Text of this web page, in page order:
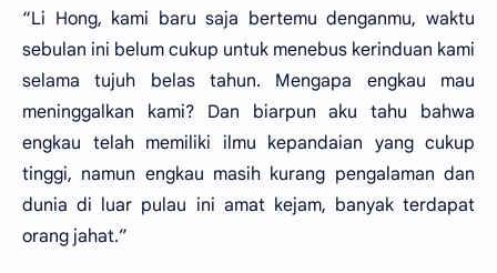
“Li Hong, kami baru saja bertemu denganmu, waktu
sebulan ini belum cukup untuk menebus kerinduan kami
selama tujuh belas tahun. Mengapa engkau mau
meninggalkan kami? Dan biarpun aku tahu bahwa
engkau telah memiliki ilmu kepandaian yang cukup
tinggi, namun engkau masih kurang pengalaman dan
dunia di luar pulau ini amat kejam, banyak terdapat
orang jahat.”